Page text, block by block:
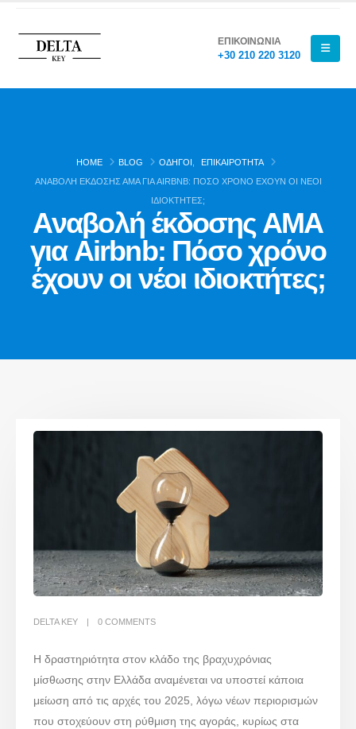
ΕΠΙΚΟΙΝΩΝΙΑ
+30 210 220 3120
HOME BLOG ΟΔΗΓΟΊ
ΕΠΙΚΑΙΡΌΤΗΤΑ
ΑΝΑΒΟΛΉ ΈΚΔΟΣΗΣ ΑΜΑ ΓΙΑ AIRBNB: ΠΌΣΟ ΧΡΌΝΟ ΈΧΟΥΝ ΟΙ ΝΈΟΙ
ΙΔΙΟΚΤΉΤΕΣ;
Αναβολή έκδοσης ΑΜΑ
για Airbnb: Πόσο χρόνο
έχουν οι νέοι ιδιοκτήτες;
DELTA KEY 0 COMMENTS
Η δραστηριότητα στον κλάδο της βραχυχρόνιας
μίσθωσης στην Ελλάδα αναμένεται να υποστεί κάποια
μείωση από τις αρχές του 2025, λόγω νέων περιορισμών
που στοχεύουν στη ρύθμιση της αγοράς, κυρίως στα